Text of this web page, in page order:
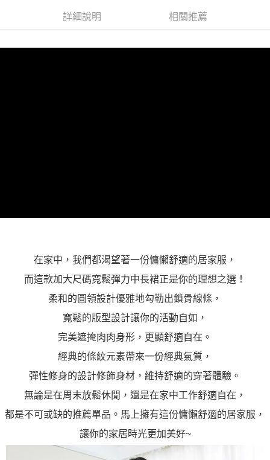
請求用戶進行身份認證。
詳細說明 相關推薦
在家中，我們都渴望著一份慵懶舒適的居家服，
而這款加大尺碼寬鬆彈力中長裙正是你的理想之選！
柔和的圓領設計優雅地勾勒出鎖骨線條，
寬鬆的版型設計讓你的活動自如，
完美遮掩肉肉身形，更顯舒適自在。
經典的條紋元素帶來一份經典氣質，
彈性修身的設計修飾身材，維持舒適的穿著體驗。
無論是在周末放鬆休閒，還是在家中工作舒適自在，
都是不可或缺的推薦單品。馬上擁有這份慵懶舒適的居家服，
讓你的家居時光更加美好~